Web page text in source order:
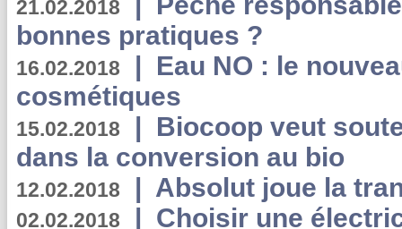
21.02.2018
bonnes pratiques ?
16.02.2018 | Eau NO : le
cosmétiques
15.02.2018 | Biocoop veut
dans la conversion au bio
12.02.2018 | Absolut joue la
02.02.2018 | Choisir une